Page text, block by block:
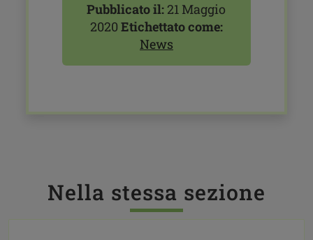
Pubblicato il:21 Maggio
2020 Etichettato come:
News
Nella stessa sezione